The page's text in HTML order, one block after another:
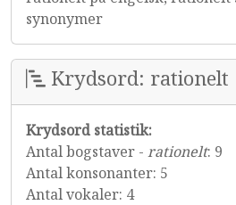
synonymer
Krydsord: rationelt
Krydsord statistik:
Antal bogstaver - rationelt: 9
Antal konsonanter: 5
Antal vokaler: 4